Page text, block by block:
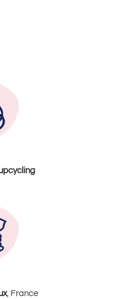
, France